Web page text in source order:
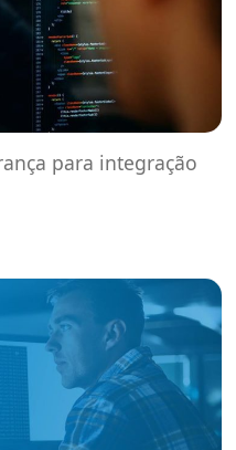
para integração